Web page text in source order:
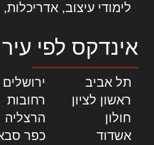
לימודי עיצוב,
אינדקס לפי עיר
תל אביב ירושלים
ראשון לציון
רחובות
חולון
הרצליה
אשדוד
כפר